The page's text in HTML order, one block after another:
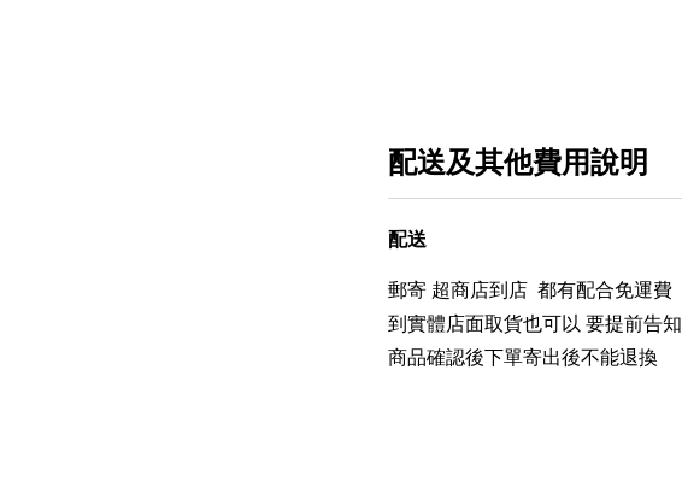
配送及其他費用說明
配送
郵寄 超商店到店 都有配合免運費
到實體店面取貨也可以 要提前告知
商品確認後下單寄出後不能退換